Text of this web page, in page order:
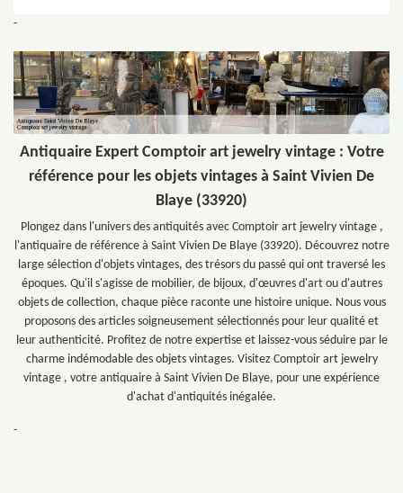
-
Antiquaire Expert Comptoir art jewelry vintage : Votre
référence pour les objets vintages à Saint Vivien De
Blaye (33920)
Plongez dans l'univers des antiquités avec Comptoir art jewelry vintage ,
l'antiquaire de référence à Saint Vivien De Blaye (33920). Découvrez notre
large sélection d'objets vintages, des trésors du passé qui ont traversé les
époques. Qu'il s'agisse de mobilier, de bijoux, d'œuvres d'art ou d'autres
objets de collection, chaque pièce raconte une histoire unique. Nous vous
proposons des articles soigneusement sélectionnés pour leur qualité et
leur authenticité. Profitez de notre expertise et laissez-vous séduire par le
charme indémodable des objets vintages. Visitez Comptoir art jewelry
vintage , votre antiquaire à Saint Vivien De Blaye, pour une expérience
d'achat d'antiquités inégalée.
-